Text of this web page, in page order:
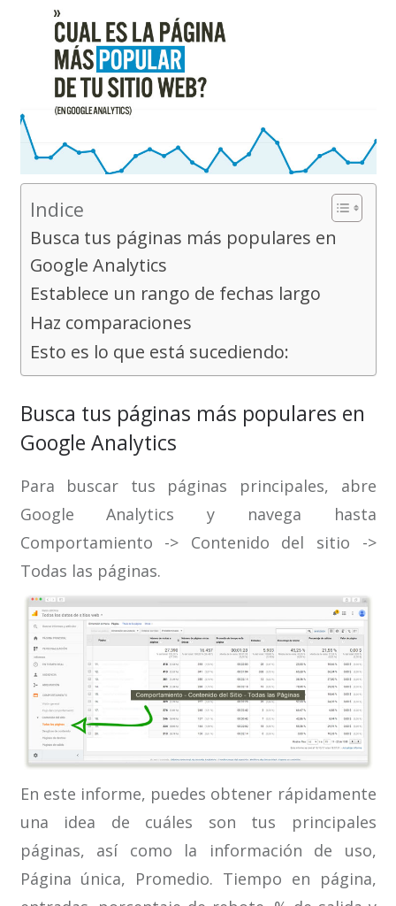
Indice
Busca tus páginas más populares en
Google Analytics
Establece un rango de fechas largo
Haz comparaciones
Esto es lo que está sucediendo:
Busca tus páginas más populares en
Google Analytics
Para buscar tus páginas principales, abre
Google Analytics y navega hasta
Comportamiento -> Contenido del sitio ->
Todas las páginas.
En este informe, puedes obtener rápidamente
una idea de cuáles son tus principales
páginas, así como la información de uso,
Página única, Promedio. Tiempo en página,